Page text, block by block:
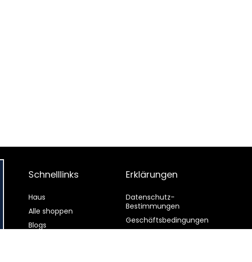
Schnelllinks
Haus
Alle shoppen
Blogs
Erklärungen
Datenschutz-
Bestimmungen
Geschäftsbedingungen